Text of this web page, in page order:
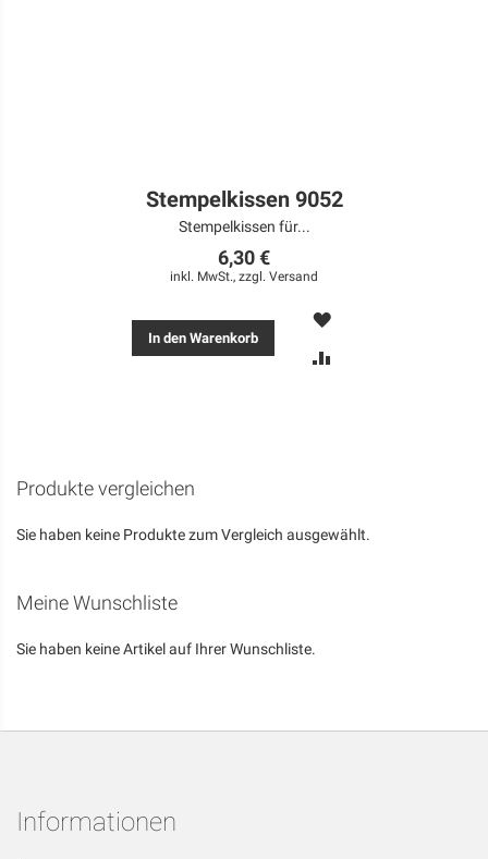
Stempelkissen 9052
Stempelkissen für...
6,30 €
inkl. MwSt., zzgl. Versand
In den Warenkorb
MERKEN
Produkte vergleichen
Sie haben keine Produkte zum Vergleich ausgewählt.
Meine Wunschliste
Sie haben keine Artikel auf Ihrer Wunschliste.
Informationen